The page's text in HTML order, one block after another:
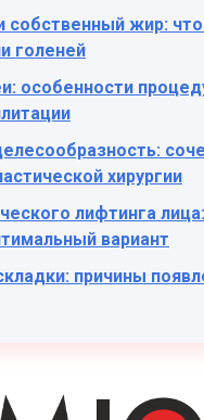
собственный жир:
голеней
особенности
хирургии
лифтинга
вариант
причины